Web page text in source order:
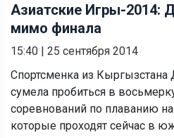
Азиатские Игры-2014:
мимо финала
15:40 | 25 сентября 2014
Спортсменка из Кыргызстана
сумела пробиться в
соревнований по плаванию на
которые проходят сейчас в